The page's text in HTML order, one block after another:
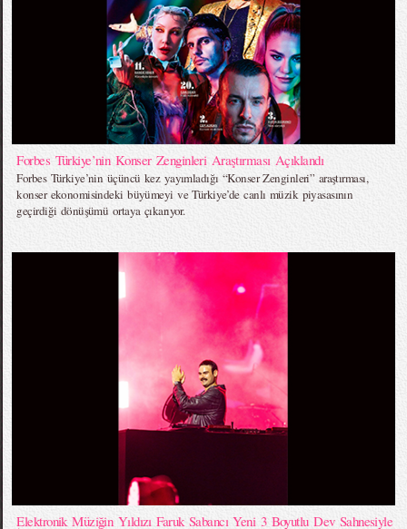
Forbes Türkiye’nin Konser Zenginleri Araştırması Açıklandı
Forbes Türkiye’nin üçüncü kez yayımladığı “Konser Zenginleri” araştırması,
konser ekonomisindeki büyümeyi ve Türkiye’de canlı müzik piyasasının
geçirdiği dönüşümü ortaya çıkarıyor.
Elektronik Müziğin Yıldızı Faruk Sabancı Yeni 3 Boyutlu Dev Sahnesiyle